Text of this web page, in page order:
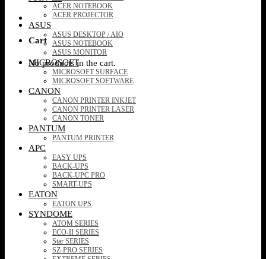
Cart
No products in the cart.
ACER NOTEBOOK
ACER PROJECTOR
ASUS
ASUS DESKTOP / AIO
ASUS NOTEBOOK
ASUS MONITOR
MICROSOFT
MICROSOFT SURFACE
MICROSOFT SOFTWARE
CANON
CANON PRINTER INKJET
CANON PRINTER LASER
CANON TONER
PANTUM
PANTUM PRINTER
APC
EASY UPS
BACK-UPS
BACK-UPC PRO
SMART-UPS
EATON
EATON UPS
SYNDOME
ATOM SERIES
ECO-II SERIES
Star SERIES
SZ-PRO SERIES